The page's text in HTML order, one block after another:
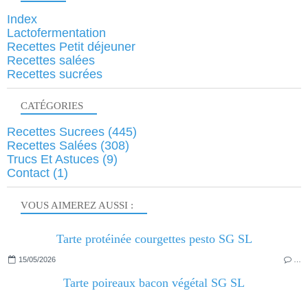
VOUS AIMEREZ AUSSI :
Tarte protéinée courgettes pesto SG SL
15/05/2026
Tarte poireaux bacon végétal SG SL
Index
Lactofermentation
Recettes Petit déjeuner
Recettes salées
Recettes sucrées
CATÉGORIES
Recettes Sucrees (445)
Recettes Salées (308)
Trucs Et Astuces (9)
Contact (1)